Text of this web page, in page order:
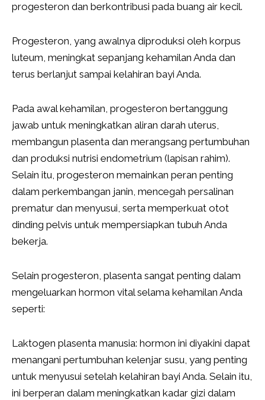
progesteron dan berkontribusi pada buang air kecil.
Progesteron, yang awalnya diproduksi oleh korpus
luteum, meningkat sepanjang kehamilan Anda dan
terus berlanjut sampai kelahiran bayi Anda.
Pada awal kehamilan, progesteron bertanggung
jawab untuk meningkatkan aliran darah uterus,
membangun plasenta dan merangsang pertumbuhan
dan produksi nutrisi endometrium (lapisan rahim).
Selain itu, progesteron memainkan peran penting
dalam perkembangan janin, mencegah persalinan
prematur dan menyusui, serta memperkuat otot
dinding pelvis untuk mempersiapkan tubuh Anda
bekerja.
Selain progesteron, plasenta sangat penting dalam
mengeluarkan hormon vital selama kehamilan Anda
seperti:
Laktogen plasenta manusia: hormon ini diyakini dapat
menangani pertumbuhan kelenjar susu, yang penting
untuk menyusui setelah kelahiran bayi Anda. Selain itu,
ini berperan dalam meningkatkan kadar gizi dalam